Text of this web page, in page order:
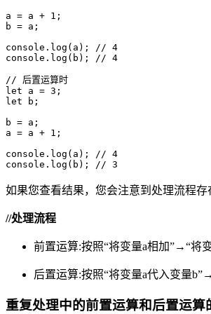
a = a + 1;
b = a;
console.log(a); // 4
console.log(b); // 4
// 后置运算时
let a = 3;
let b;
b = a;
a = a + 1;
console.log(a); // 4
console.log(b); // 3
如果您查看结果，您会注意到处理流程存
//处理流程
前置运算:按照“将变量a相加”→“将
后置运算:按照“将变量a代入变量
重复处理中的前置运算和后置运算